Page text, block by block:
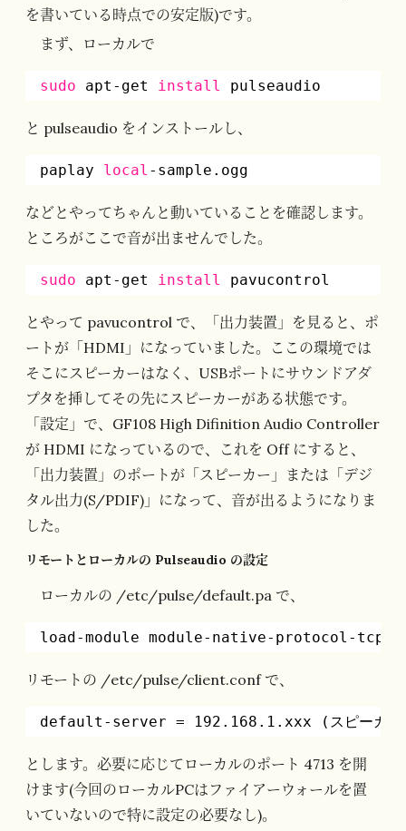
を書いている時点での安定版)です。
まず、ローカルで
sudo apt-get install pulseaudio
と pulseaudio をインストールし、
paplay local -sample.ogg
などとやってちゃんと動いていることを確認します。
ところがここで音が出ませんでした。
sudo apt-get install pavucontrol
とやって pavucontrol で、「出力装置」を見ると、ポ
ートが「HDMI」になっていました。ここの環境では
そこにスピーカーはなく、USBポートにサウンドアダ
プタを挿してその先にスピーカーがある状態です。
「設定」で、GF108 High Difinition Audio Controller
が HDMI になっているので、これを Off にすると、
「出力装置」のポートが「スピーカー」または「デジ
タル出力(S/PDIF)」になって、音が出るようになりま
した。
リモートとローカルの Pulseaudio の設定
ローカルの /etc/pulse/default.pa で、
load-module module-native-protocol-tcp
リモートの /etc/pulse/client.conf で、
default-server = 192.168.1.xxx (スピーカー
とします。必要に応じてローカルのポート 4713 を開
けます(今回のローカルPCはファイアーウォールを置
いていないので特に設定の必要なし)。